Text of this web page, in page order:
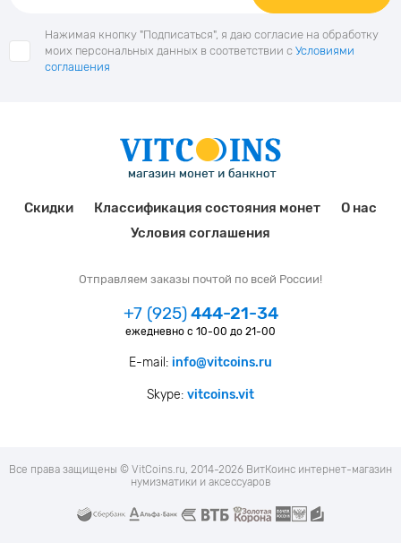
Нажимая кнопку "Подписаться", я даю согласие на обработку
моих персональных данных в соответствии с Условиями
соглашения
Скидки Классификация состояния монет
О нас
Условия соглашения
Отправляем заказы почтой по всей России!
+7 (925)444-21-34
ежедневно с 10-00 до 21-00
E-mail: info@vitcoins.ru
Skype: vitcoins.vit
Все права защищены © VitCoins.ru, 2014-2026 ВитКоинс интернет-магазин
нумизматики и аксессуаров